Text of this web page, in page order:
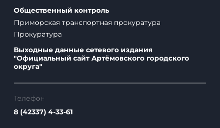
Общественный контроль
Приморская транспортная прокуратура
Прокуратура
Выходные данные сетевого издания
"Официальный сайт Артёмовского городского
округа"
Телефон
8 (42337) 4-33-61